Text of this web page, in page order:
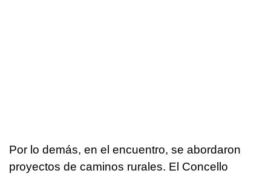
Por lo demás, en el encuentro, se abordaron
proyectos de caminos rurales. El Concello